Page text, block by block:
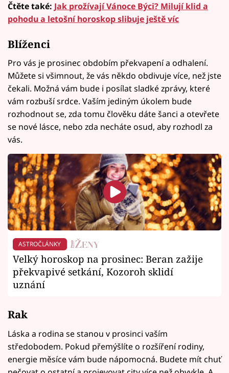
Čtěte také: Jak prožívají Vánoce Býci? Milují klid a
pohodu a letošní horoskop slibuje ještě víc
Blíženci
Pro vás je prosinec obdobím překvapení a odhalení.
Můžete si všimnout, že vás někdo obdivuje více, než jste
čekali. Možná vám bude i posílat sladké zprávy, které
vám rozbuší srdce. Vaším jediným úkolem bude
rozhodnout se, zda tomu člověku dáte šanci a otevřete
se nové lásce, nebo zda necháte osud, aby rozhodl za
vás.
ASTROČLÁNKY
Velký horoskop na prosinec: Beran zažije
překvapivé setkání, Kozoroh sklidí
uznání
Rak
Láska a rodina se stanou v prosinci vaším
středobodem. Pokud přemýšlíte o rozšíření rodiny,
energie měsíce vám bude nápomocná. Budete mít chuť